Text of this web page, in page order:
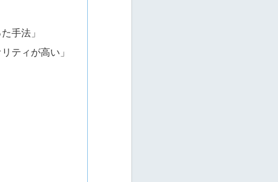
手法」
ティが高い」